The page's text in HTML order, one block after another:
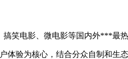
笑电影、微电影等国内外***最
验为核心，结合分众自制和